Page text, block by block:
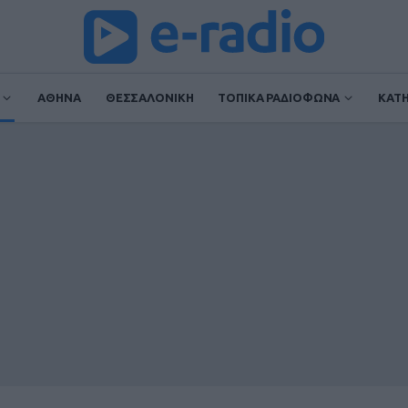
ΑΘΗΝΑ ΘΕΣΣΑΛΟΝΙΚΗ ΤΟΠΙΚΑ ΡΑΔΙΟΦΩΝΑ